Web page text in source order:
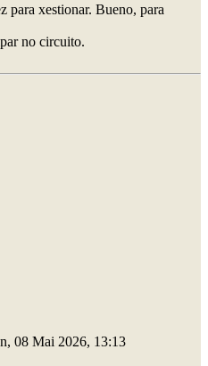
para xestionar. Bueno, para
no circuito.
08 Mai 2026, 13:13